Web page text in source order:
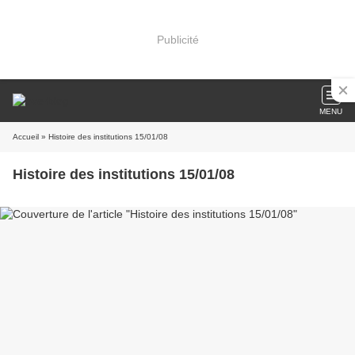
Publicité
MENU
Accueil » Histoire des institutions 15/01/08
Histoire des institutions 15/01/08